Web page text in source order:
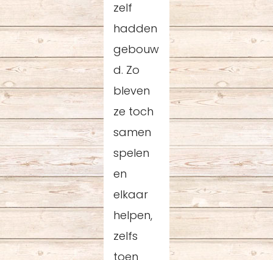
zelf
hadden
gebouw
d. Zo
bleven
ze toch
samen
spelen
en
elkaar
helpen,
zelfs
toen